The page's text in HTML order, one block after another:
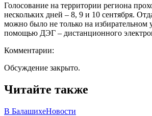
Голосование на территории региона
нескольких дней – 8, 9 и 10 сентября.
можно было не только на избирательном
помощью ДЭГ – дистанционного
Комментарии:
Обсуждение закрыто.
Читайте также
В БалашихеНовости